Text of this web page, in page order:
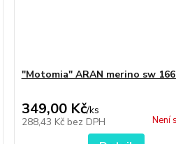
"Motomia" ARAN merino sw
349,00 Kč/ks
288,43 Kč bez DPH Není